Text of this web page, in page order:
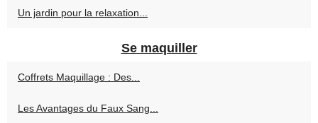
Un jardin pour la relaxation...
Se maquiller
Coffrets Maquillage : Des...
Les Avantages du Faux Sang...